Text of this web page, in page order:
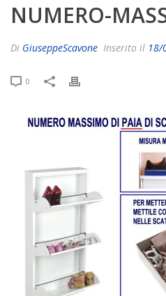
NUMERO-
Di GiuseppeScavone Inserito il 18/
0